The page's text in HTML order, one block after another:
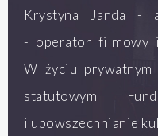
Krystyna Janda -
- operator filmowy
W życiu prywatnym
statutowym
i upowszechnianie